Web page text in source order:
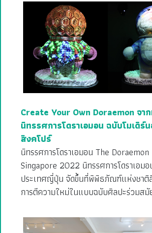
Create Your Own Doraemon จา
นิทรรศการโดราเอมอน ฉบับโมเดิร์
สิงคโปร์
นิทรรศการโดราเอมอน The
Singapore 2022 นิทรรศการโดราเอม
ประเทศญี่ปุ่น จัดขึ้นที่พิพิธภัณฑ์แห่งชาติ
การตีความใหม่ในแบบฉบับศิลปะร่วมสมั